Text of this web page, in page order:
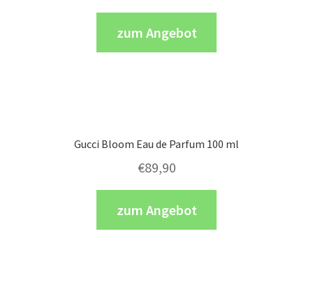
zum Angebot
Gucci Bloom Eau de Parfum 100 ml
€89,90
zum Angebot